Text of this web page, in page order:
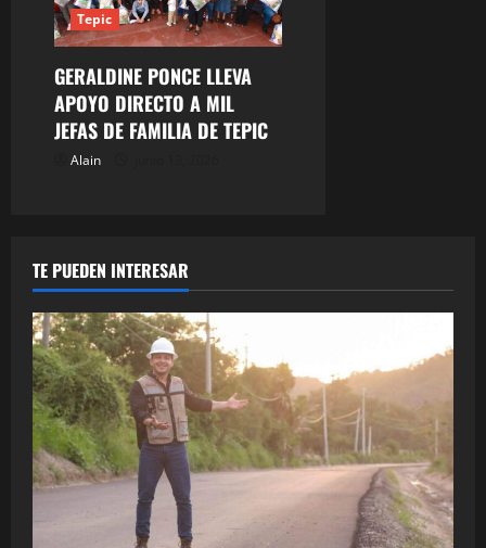
Tepic
GERALDINE PONCE LLEVA
APOYO DIRECTO A MIL
JEFAS DE FAMILIA DE TEPIC
Alain
TE PUEDEN INTERESAR